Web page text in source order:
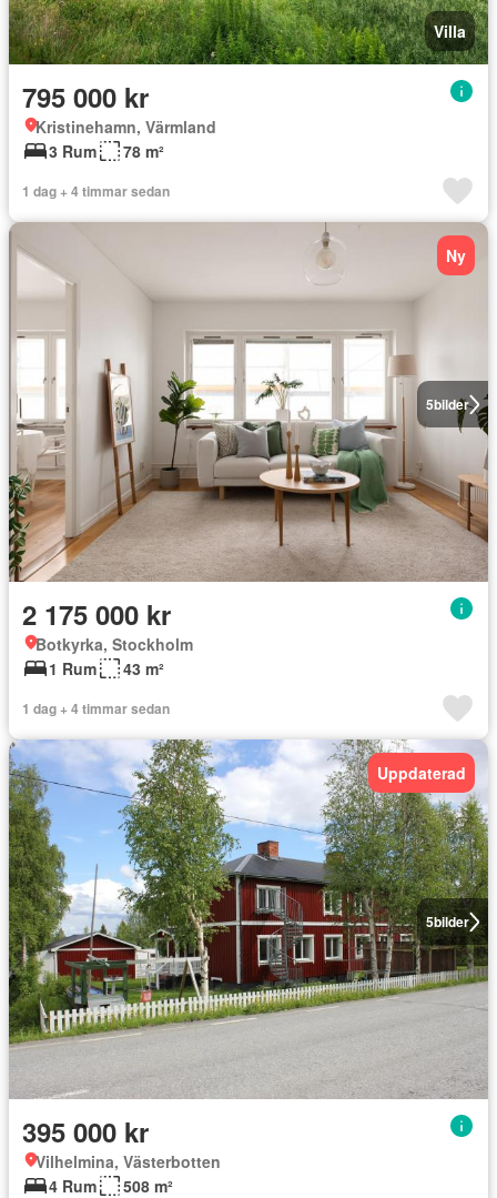
Villa
795 000 kr
Kristinehamn, Värmland
3 Rum
78 m²
1 dag + 4 timmar sedan
5bilder
Ny
2 175 000 kr
Botkyrka, Stockholm
1 Rum
43 m²
1 dag + 4 timmar sedan
5bilder
Uppdaterad
395 000 kr
Vilhelmina, Västerbotten
4 Rum
508 m²